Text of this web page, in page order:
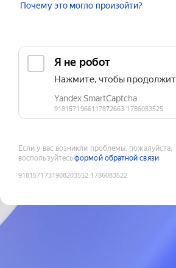
Почему это могло произойти?
Если у вас возникли проблемы, пожалуйста,
воспользуйтесьформой обратной связи
9181571731908203552:1786083522